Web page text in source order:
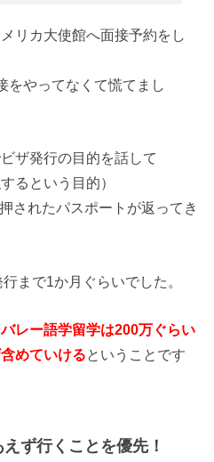
リカ大使館へ面接予約をし
をやってなくて慌てまし
ザ発行の目的を話して
るという目的）
されたパスポートが返ってき
まで1か月ぐらいでした。
レー語学留学は200万ぐらい
めていけるということです
ず行くことを優先！